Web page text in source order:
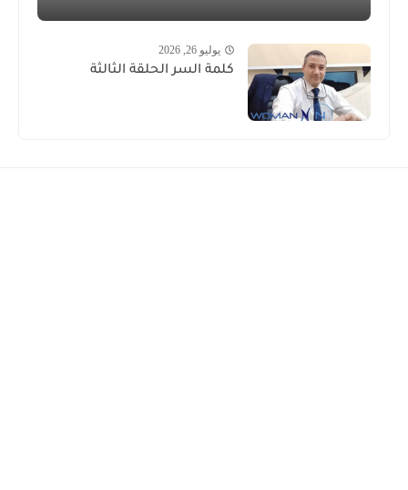
يوليو 26, 2026
كلمة السر الحلقة الثالثة